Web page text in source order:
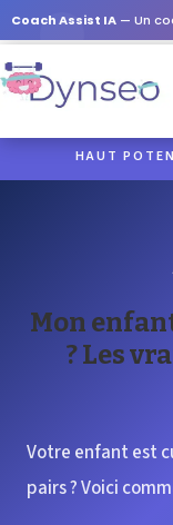
Coach Assist IA — Un
HAUT
Mon
? Les
Votre enfant est
pairs ? Voici